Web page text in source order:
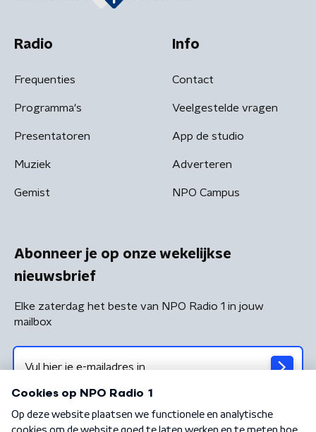
Radio
Frequenties
Programma's
Presentatoren
Muziek
Gemist
Info
Contact
Veelgestelde vragen
App de studio
Adverteren
NPO Campus
Abonneer je op onze wekelijkse
nieuwsbrief
Elke zaterdag het beste van NPO Radio 1 in jouw
mailbox